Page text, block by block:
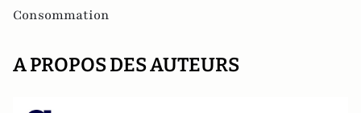
Consommation
A PROPOS DES AUTEURS